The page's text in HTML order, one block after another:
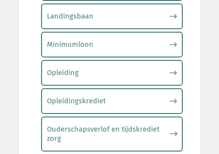
Landingsbaan
Minimumloon
Opleiding
Opleidingskrediet
Ouderschapsverlof en tijdskrediet
zorg